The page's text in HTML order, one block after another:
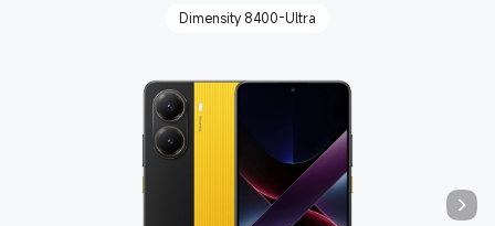
Dimensity 8400-Ultra